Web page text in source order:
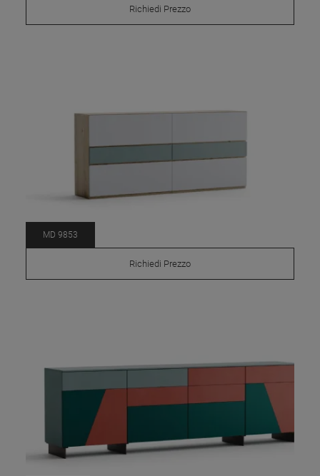
Richiedi Prezzo
MD 9853
Richiedi Prezzo